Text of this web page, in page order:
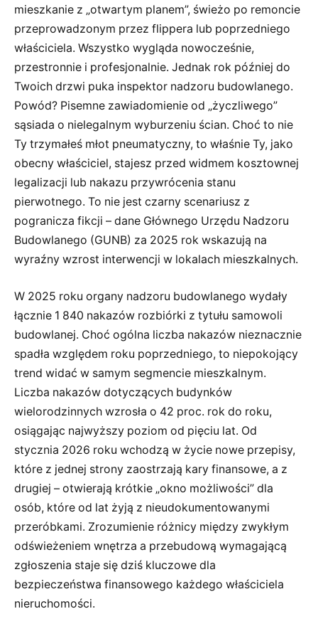
mieszkanie z „otwartym planem”, świeżo po remoncie
przeprowadzonym przez flippera lub poprzedniego
właściciela. Wszystko wygląda nowocześnie,
przestronnie i profesjonalnie. Jednak rok później do
Twoich drzwi puka inspektor nadzoru budowlanego.
Powód? Pisemne zawiadomienie od „życzliwego”
sąsiada o nielegalnym wyburzeniu ścian. Choć to nie
Ty trzymałeś młot pneumatyczny, to właśnie Ty, jako
obecny właściciel, stajesz przed widmem kosztownej
legalizacji lub nakazu przywrócenia stanu
pierwotnego. To nie jest czarny scenariusz z
pogranicza fikcji – dane Głównego Urzędu Nadzoru
Budowlanego (GUNB) za 2025 rok wskazują na
wyraźny wzrost interwencji w lokalach mieszkalnych.
W 2025 roku organy nadzoru budowlanego wydały
łącznie 1 840 nakazów rozbiórki z tytułu samowoli
budowlanej. Choć ogólna liczba nakazów nieznacznie
spadła względem roku poprzedniego, to niepokojący
trend widać w samym segmencie mieszkalnym.
Liczba nakazów dotyczących budynków
wielorodzinnych wzrosła o 42 proc. rok do roku,
osiągając najwyższy poziom od pięciu lat. Od
stycznia 2026 roku wchodzą w życie nowe przepisy,
które z jednej strony zaostrzają kary finansowe, a z
drugiej – otwierają krótkie „okno możliwości” dla
osób, które od lat żyją z nieudokumentowanymi
przeróbkami. Zrozumienie różnicy między zwykłym
odświeżeniem wnętrza a przebudową wymagającą
zgłoszenia staje się dziś kluczowe dla
bezpieczeństwa finansowego każdego właściciela
nieruchomości.